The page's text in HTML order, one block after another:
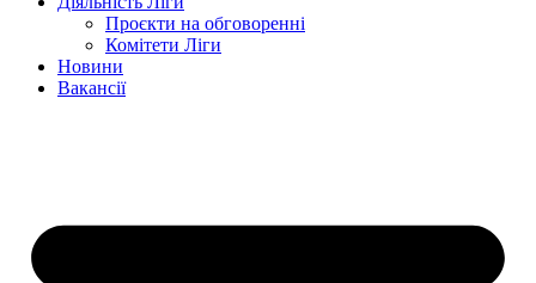
Проєкти на обговоренні
Комітети Ліги
Новини
Вакансії